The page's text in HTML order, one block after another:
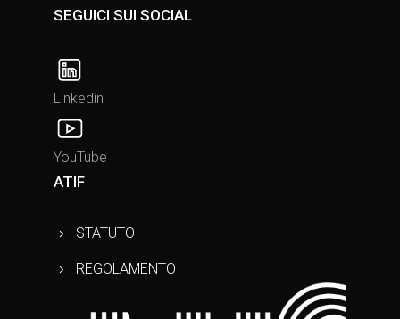
SEGUICI SUI SOCIAL
Linkedin
YouTube
ATIF
STATUTO
REGOLAMENTO